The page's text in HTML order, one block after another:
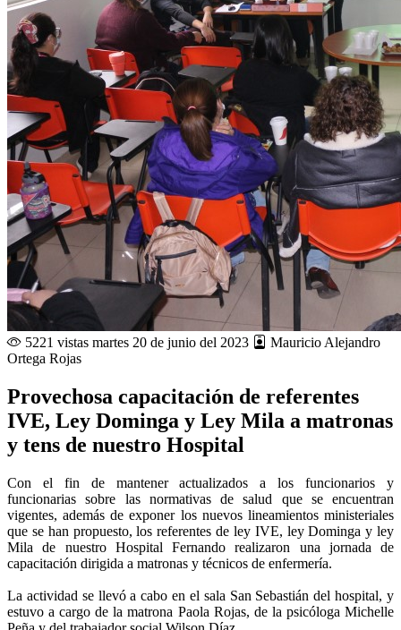
5221 vistas martes 20 de junio del 2023
Mauricio Alejandro
Ortega Rojas
Provechosa capacitación de referentes
IVE, Ley Dominga y Ley Mila a matronas
y tens de nuestro Hospital
Con el fin de mantener actualizados a los funcionarios y
funcionarias sobre las normativas de salud que se encuentran
vigentes, además de exponer los nuevos lineamientos ministeriales
que se han propuesto, los referentes de ley IVE, ley Dominga y ley
Mila de nuestro Hospital Fernando realizaron una jornada de
capacitación dirigida a matronas y técnicos de enfermería.
La actividad se llevó a cabo en el sala San Sebastián del hospital, y
estuvo a cargo de la matrona Paola Rojas, de la psicóloga Michelle